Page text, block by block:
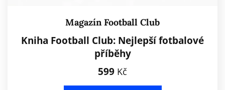
Magazín Football Club
Kniha Football Club: Nejlepší fotbalové
příběhy
599 Kč